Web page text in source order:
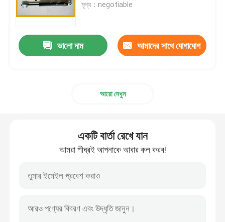
মান নিয়ন্ত্রণ
ইস্পাত সর্পিল স্প্রিং
টর্জন সর্পিল স্প্রিং
মূল্য：negotiable
ভালো দাম আমাদের সাথে যোগাযোগ
আরো দেখুন
একটি বার্তা রেখে যান
আমরা শীঘ্রই আপনাকে আবার কল করব!